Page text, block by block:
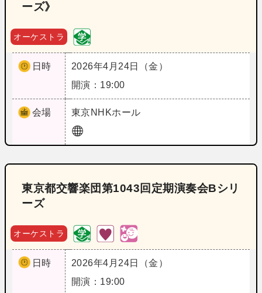
ーズ》
オーケストラ
日時
2026年4月24日（金）
開演：19:00
会場 東京NHKホール
東京都交響楽団第1043回定期演奏会Bシリ
ーズ
オーケストラ
日時
2026年4月24日（金）
開演：19:00